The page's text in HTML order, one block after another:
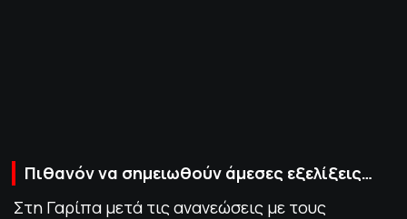
Πιθανόν να σημειωθούν άμεσες εξελίξεις…
Στη Γαρίπα μετά τις ανανεώσεις με τους